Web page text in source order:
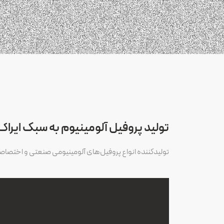
تولید پروفیل‌ آلومینیوم به سبک
تولیدکننده انواع پروفیل‌های آلومینیومی صنعتی و